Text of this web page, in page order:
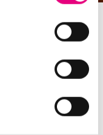
Girard